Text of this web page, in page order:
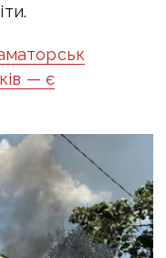
— є